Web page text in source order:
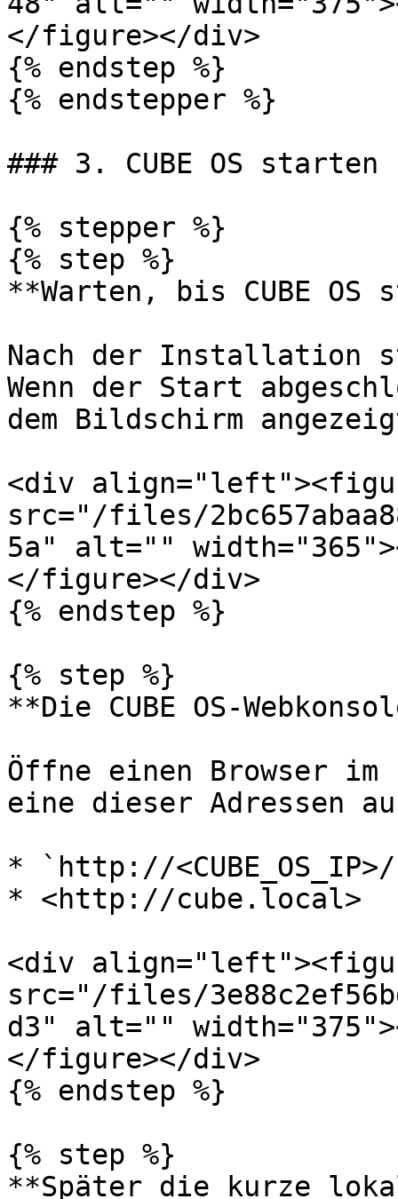
</figure></div>
{% endstep %}
{% endstepper %}
### 3. CUBE OS
{% stepper %}
{% step %}
**Warten, bis CUBE
Nach der Installation
Wenn der Start
dem Bildschirm
<div
src="/files/
5a" alt=""
</figure></div>
{% endstep %}
{% step %}
**Die CUBE OS-
Öffne einen Browser
eine dieser Adressen
* `http://
* <http://cube.local>
<div
src="/files/
d3" alt=""
</figure></div>
{% endstep %}
{% step %}
**Später die kurze